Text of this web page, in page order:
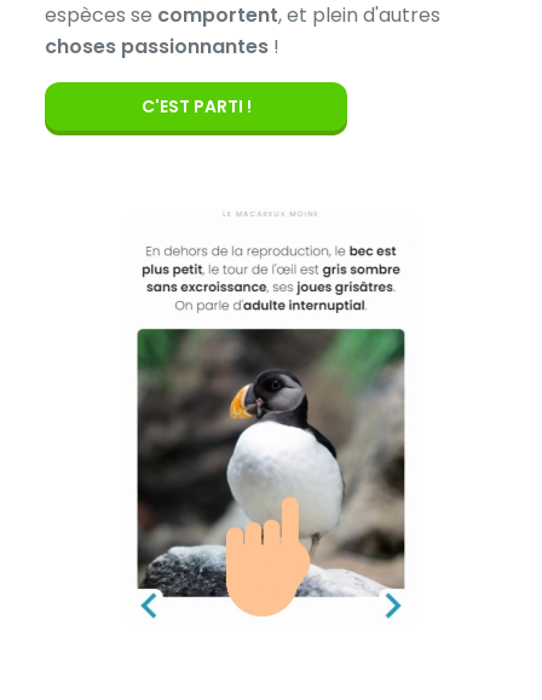
espèces se comportent, et plein d'autres
choses passionnantes !
C'EST PARTI !